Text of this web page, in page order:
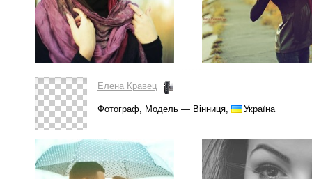
Елена Кравец
Фотограф, Модель — Вінниця, Україна